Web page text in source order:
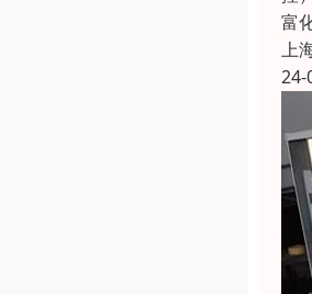
富
上
24-